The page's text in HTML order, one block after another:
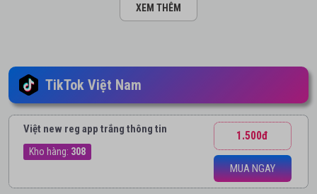
XEM THÊM
TikTok Việt Nam
Việt new reg app trắng thông tin
Kho hàng: 308
1.500đ
MUA NGAY